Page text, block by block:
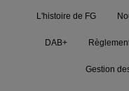
L'histoire de FG
DAB+
Gestion